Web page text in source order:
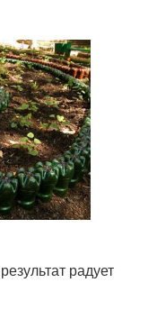
радует